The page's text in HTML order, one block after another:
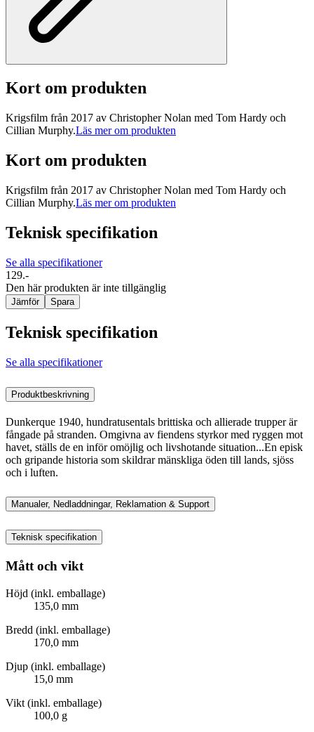
Kort om produkten
Krigsfilm från 2017 av Christopher Nolan med Tom Hardy och
Cillian Murphy.Läs mer om produkten
Kort om produkten
Krigsfilm från 2017 av Christopher Nolan med Tom Hardy och
Cillian Murphy.Läs mer om produkten
Teknisk specifikation
Se alla specifikationer
129.-
Den här produkten är inte tillgänglig
Jämför Spara
Teknisk specifikation
Se alla specifikationer
Produktbeskrivning
Dunkerque 1940, hundratusentals brittiska och allierade trupper är
fångade på stranden. Omgivna av fiendens styrkor med ryggen mot
havet, ställs de en inför omöjlig och livshotande situation...En episk
och gripande historia som skildrar mänskliga öden till lands, sjöss
och i luften.
Manualer, Nedladdningar, Reklamation & Support
Teknisk specifikation
Mått och vikt
Höjd (inkl. emballage)
135,0 mm
Bredd (inkl. emballage)
170,0 mm
Djup (inkl. emballage)
15,0 mm
Vikt (inkl. emballage)
100,0 g